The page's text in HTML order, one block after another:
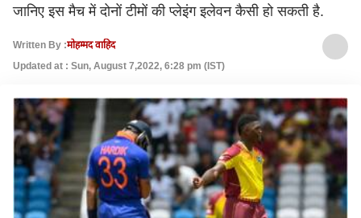
जानिए इस मैच में दोनों टीमों की प्लेइंग इलेवन कैसी हो सकती है.
Written By :मोहम्मद वाहिद
Updated at : Sun, August 7,2022, 6:28 pm (IST)